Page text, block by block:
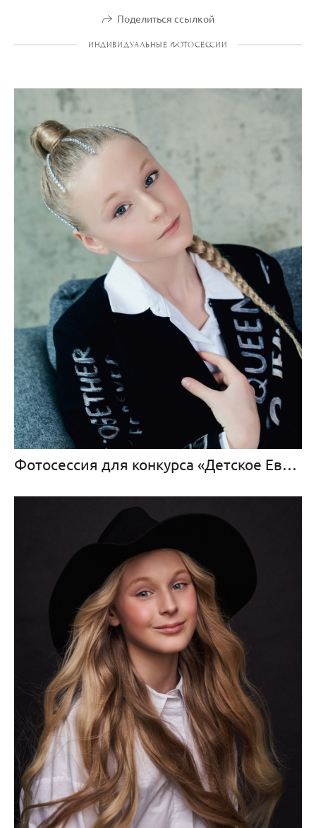
Поделиться ссылкой
ИНДИВИДУАЛЬНЫЕ ФОТОСЕССИИ
Фотосессия для конкурса «Детское Евровидение» для Тани Меженцевой